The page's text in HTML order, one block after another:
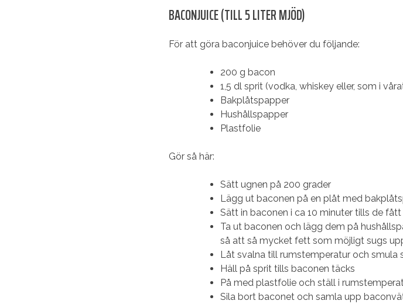
BACONJUICE (TILL 5 LITER MJÖD)
För att göra baconjuice behöver du följande:
200 g bacon
1,5 dl sprit (vodka, whiskey eller, som i
Bakplåtspapper
Hushållspapper
Plastfolie
Gör så här:
Sätt ugnen på 200 grader
Lägg ut baconen på en plåt med
Sätt in baconen i ca 10 minuter tills de
Ta ut baconen och lägg dem på
så att så mycket fett som möjligt sugs
Låt svalna till rumstemperatur och smula
Häll på sprit tills baconen täcks
På med plastfolie och ställ i
Sila bort baconet och samla upp